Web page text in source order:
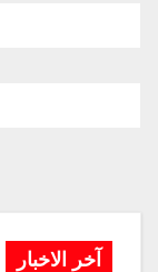
آخر الاخبار